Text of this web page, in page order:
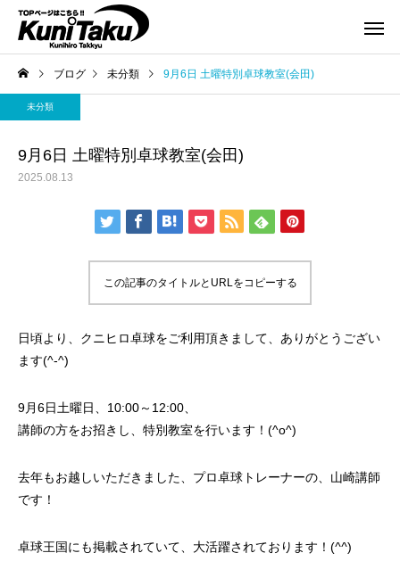
ブログ 未分類 9月6日 土曜特別卓球教室(会田)
未分類
9月6日 土曜特別卓球教室(会田)
2025.08.13
この記事のタイトルとURLをコピーする
日頃より、クニヒロ卓球をご利用頂きまして、ありがとうござい
ます(^-^)
9月6日土曜日、10:00～12:00、
講師の方をお招きし、特別教室を行います！(^o^)
去年もお越しいただきました、プロ卓球トレーナーの、山崎講師
です！
卓球王国にも掲載されていて、大活躍されております！(^^)